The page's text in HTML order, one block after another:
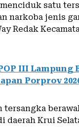
satu
narkoba jenis
Redak
III Lampung
Porprov
tersangka
daerah Krui